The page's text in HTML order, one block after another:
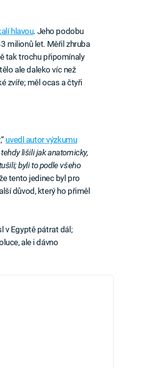
hlavou. Jeho podobu
milionů let. Měřil zhruba
tak trochu připomínaly
ale daleko víc než
zvíře; měl ocas a čtyři
,“ uvedl autor výzkumu
lišili jak anatomicky,
byli to podle všeho
tento jedinec byl pro
důvod, který ho přiměl
v Egyptě pátrat dál;
ale i dávno